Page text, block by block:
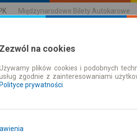
Międzynarodowe Bilety Autokarowe
Rozkład Jazdy | Bilety
Zezwól na cookies
plików cookies i podobnych
zgodnie z zainteresowaniami
Polityce prywatności